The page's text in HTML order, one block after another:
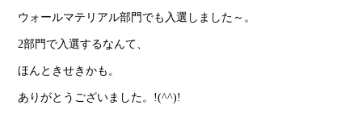
ウォールマテリアル部門でも入選しました～。
2部門で入選するなんて、
ほんときせきかも。
ありがとうございました。!(^^)!